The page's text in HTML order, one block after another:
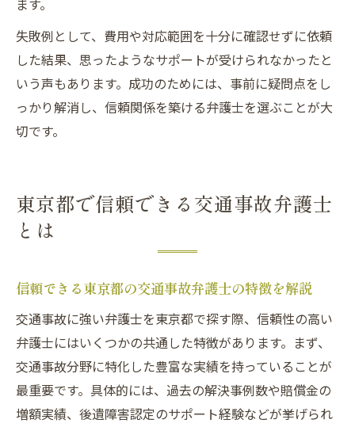
ます。
失敗例として、費用や対応範囲を十分に確認せずに依頼
した結果、思ったようなサポートが受けられなかったと
いう声もあります。成功のためには、事前に疑問点をし
っかり解消し、信頼関係を築ける弁護士を選ぶことが大
切です。
東京都で信頼できる交通事故弁護士
とは
信頼できる東京都の交通事故弁護士の特徴を解説
交通事故に強い弁護士を東京都で探す際、信頼性の高い
弁護士にはいくつかの共通した特徴があります。まず、
交通事故分野に特化した豊富な実績を持っていることが
最重要です。具体的には、過去の解決事例数や賠償金の
増額実績、後遺障害認定のサポート経験などが挙げられ